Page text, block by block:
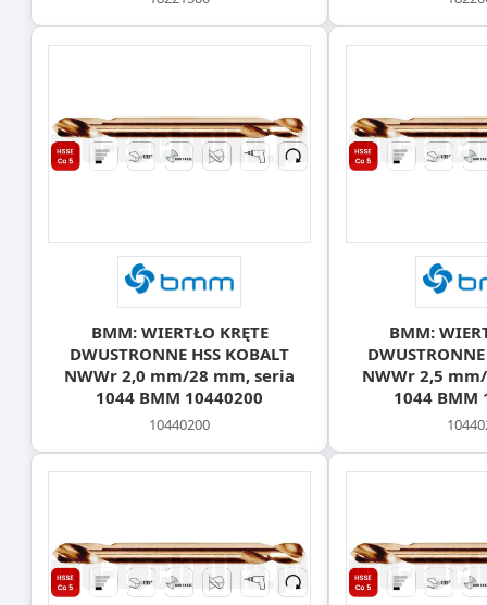
BMM: WIERTŁO KRĘTE
DWUSTRONNE HSS KOBALT
NWWr 2,0 mm/28 mm, seria
1044 BMM 10440200
10440200
BMM:
NWWr 2,5
1044 BMM